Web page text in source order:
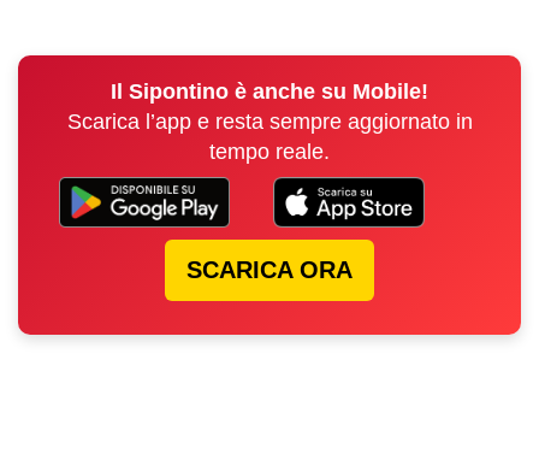
Il Sipontino è anche su Mobile!
Scarica l’app e resta sempre aggiornato in
tempo reale.
SCARICA ORA